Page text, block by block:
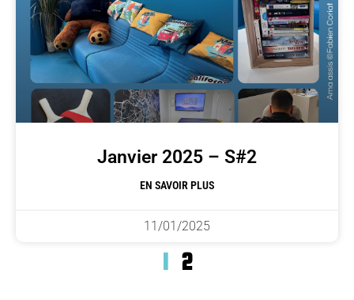
Janvier 2025 – S#2
EN SAVOIR PLUS
11/01/2025
1 2